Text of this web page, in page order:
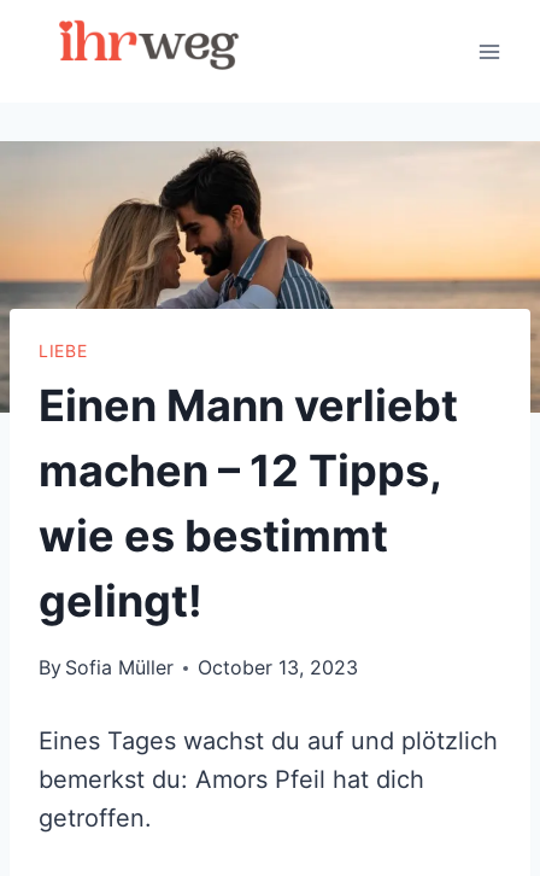
LIEBE
Einen Mann verliebt
machen – 12 Tipps,
wie es bestimmt
gelingt!
By Sofia Müller October 13, 2023
Eines Tages wachst du auf und plötzlich
bemerkst du: Amors Pfeil hat dich
getroffen.